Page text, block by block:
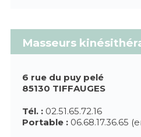
Masseurs
6 rue du puy pelé
85130 TIFFAUGES
Tél. :02.51.65.72.16
Portable :06.68.17.36.65